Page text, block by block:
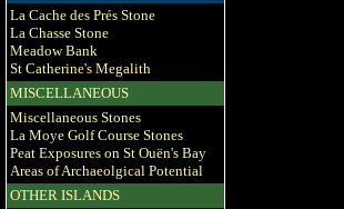
La Cache des Prés Stone
La Chasse Stone
Meadow Bank
St Catherine's Megalith
MISCELLANEOUS
Miscellaneous Stones
La Moye Golf Course Stones
Peat Exposures on St Ouën's Bay
Areas of Archaeolgical Potential
OTHER ISLANDS